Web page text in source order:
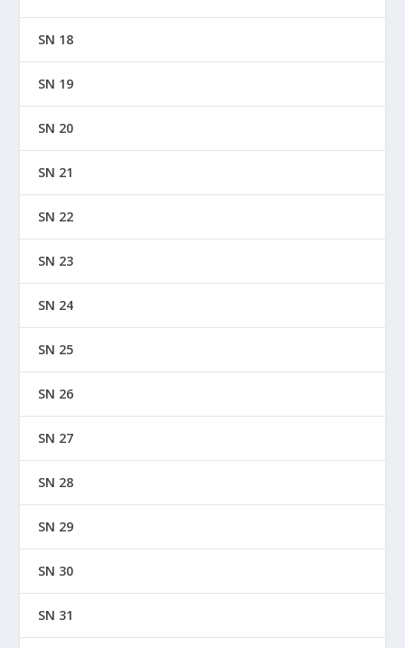
SN 18
SN 19
SN 20
SN 21
SN 22
SN 23
SN 24
SN 25
SN 26
SN 27
SN 28
SN 29
SN 30
SN 31